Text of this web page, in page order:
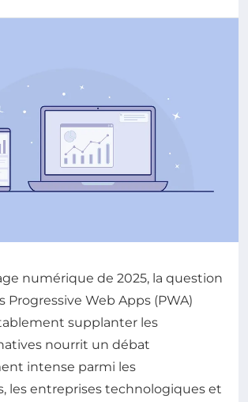
numérique de 2025, la question
Progressive Web Apps (PWA)
supplanter les
nourrit un débat
intense parmi les
les entreprises technologiques et